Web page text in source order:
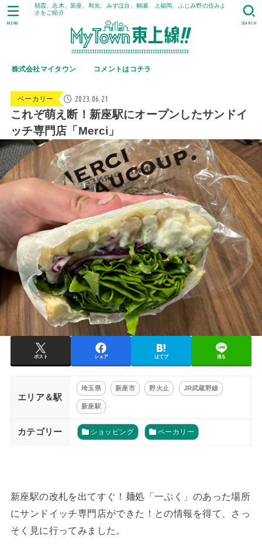
朝霞、志木、新座、和光、みずほ台、鶴瀬、上福岡、ふじみ野の住みよ
さをご紹介
株式会社マイタウン コメントはコチラ
SEARCH
MENU
ベーカリー 2023.06.21
これぞ萌え断！新座駅にオープンしたサンドイ
ッチ専門店「Merci」
ポスト シェア はてブ 送る
エリア＆駅
埼玉県 新座市 野火止 JR武蔵野線
新座駅
カテゴリー ショッピング ベーカリー
新座駅の改札を出てすぐ！麺処「一ぷく」のあった場所
にサンドイッチ専門店ができた！との情報を得て、さっ
そく見に行ってみました。